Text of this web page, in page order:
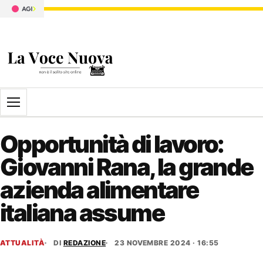
Apri il menu
Opportunità di lavoro:
Giovanni Rana, la grande
azienda alimentare
italiana assume
ATTUALITÀ DI REDAZIONE 23 NOVEMBRE 2024 · 16:55